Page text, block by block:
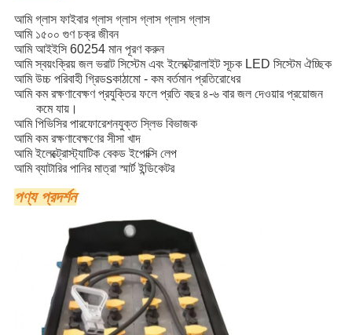
আমি গ্লাস ফাইবার গ্লাস গ্লাস গ্লাস গ্লাস গ্লাস
আমি ১৫০০ গুণ চক্র জীবন
আমি আইইসি 60254 মান পূরণ করুন
আমি স্বয়ংক্রিয় জল ভরাট সিস্টেম এবং ইলেক্ট্রোলাইট সূচক LED সিস্টেম ঐচ্ছিক
আমি উচ্চ পরিবাহী গ্রিডsকাঠামো - কম বর্তমান প্রতিরোধের
আমি কম রক্ষণাবেক্ষণ প্রযুক্তির ফলে প্রতি বছর ৪-৬ বার জল দেওয়ার প্রয়োজন
কমে যায়।
আমি পিভিসির পারফোরেশনযুক্ত স্লিভ বিভাজক
আমি কম রক্ষণাবেক্ষণের সীসা খাদ
আমি ইলেক্ট্রোস্ট্যাটিক বেকড ইপোক্সি লেপ
আমি ব্যাটারির পানির মাত্রা স্মার্ট ইন্ডিকেটর
পণ্য প্রদর্শন